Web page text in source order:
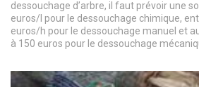
dessouchage d’arbre, il faut prévoir une
euros/l pour le dessouchage chimique,
euros/h pour le dessouchage manuel et
à 150 euros pour le dessouchage